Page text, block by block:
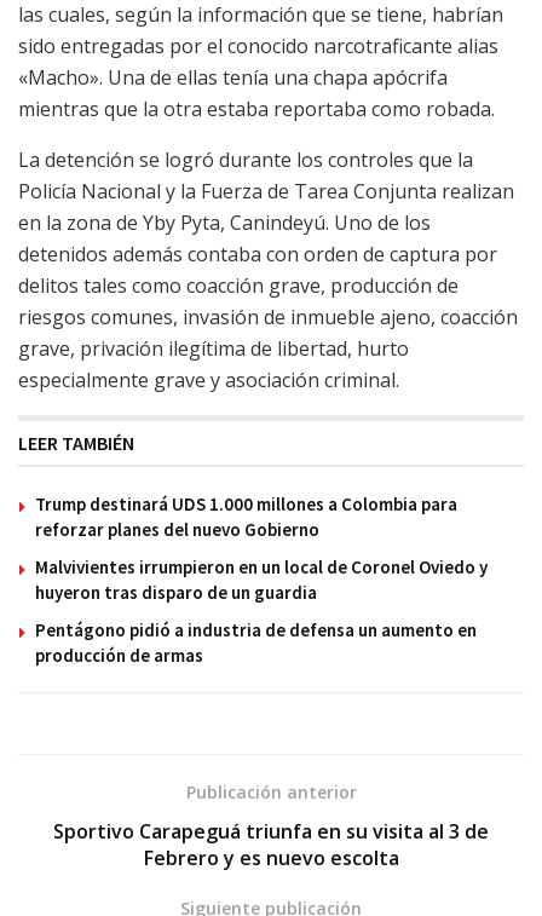
las cuales, según la información que se tiene, habrían
sido entregadas por el conocido narcotraficante alias
«Macho». Una de ellas tenía una chapa apócrifa
mientras que la otra estaba reportaba como robada.
La detención se logró durante los controles que la
Policía Nacional y la Fuerza de Tarea Conjunta realizan
en la zona de Yby Pyta, Canindeyú. Uno de los
detenidos además contaba con orden de captura por
delitos tales como coacción grave, producción de
riesgos comunes, invasión de inmueble ajeno, coacción
grave, privación ilegítima de libertad, hurto
especialmente grave y asociación criminal.
LEER TAMBIÉN
Trump destinará UDS 1.000 millones a Colombia para
reforzar planes del nuevo Gobierno
Malvivientes irrumpieron en un local de Coronel Oviedo y
huyeron tras disparo de un guardia
Pentágono pidió a industria de defensa un aumento en
producción de armas
Publicación anterior
Sportivo Carapeguá triunfa en su visita al 3 de
Febrero y es nuevo escolta
Siguiente publicación